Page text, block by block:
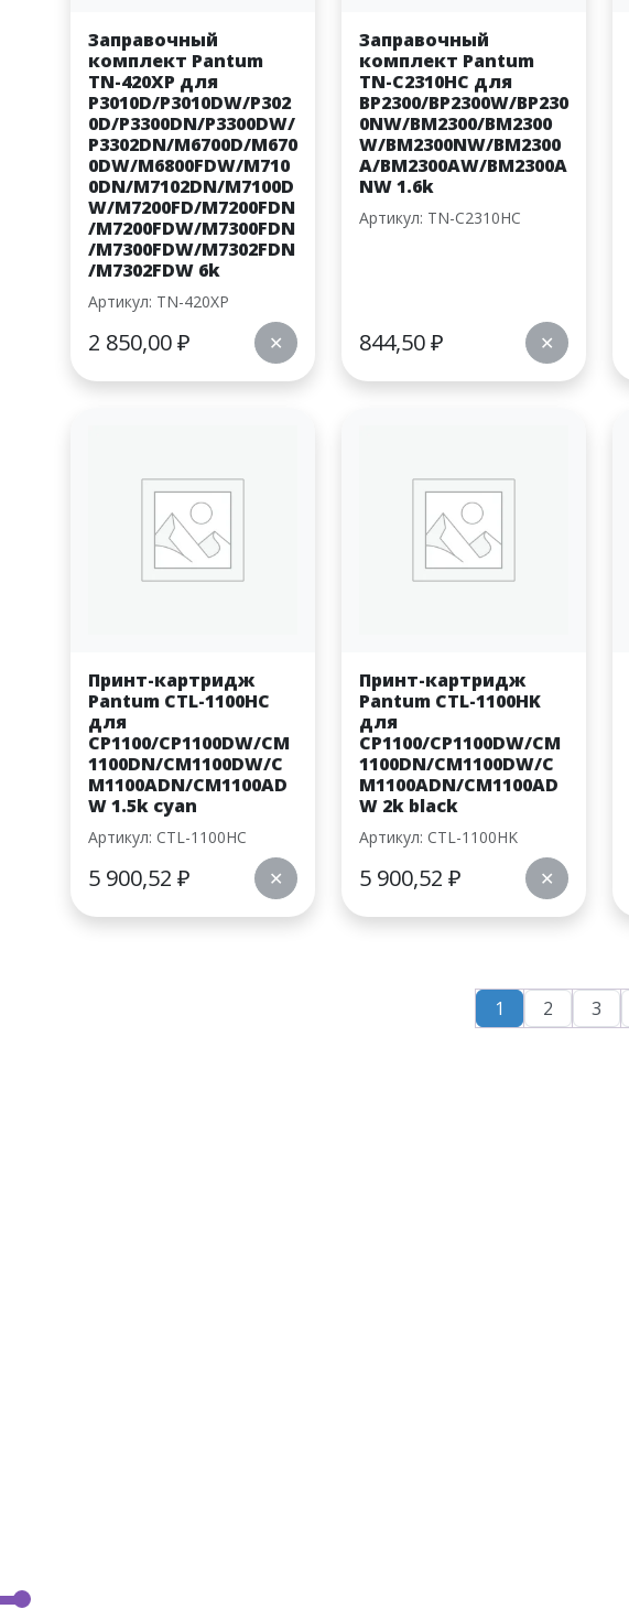
Заправочный
комплект Pantum
TN-420XP для
P3010D/P3010DW/P302
0D/P3300DN/P3300DW/
P3302DN/M6700D/M670
0DW/M6800FDW/M710
0DN/M7102DN/M7100D
W/M7200FD/M7200FDN
/M7200FDW/M7300FDN
/M7300FDW/M7302FDN
/M7302FDW 6k
Артикул: TN-420XP
2 850,00₽ ✕
Заправочный
комплект Pantum
TN-C2310HC для
BP2300/BP2300W/BP230
0NW/BM2300/BM2300
W/BM2300NW/BM2300
A/BM2300AW/BM2300A
NW 1.6k
Артикул: TN-C2310HC
844,50₽ ✕
Принт-картридж
Pantum CTL-1100HC
для
CP1100/CP1100DW/CM
1100DN/CM1100DW/C
M1100ADN/CM1100AD
W 1.5k cyan
Артикул: CTL-1100HC
5 900,52 ₽ ✕
Принт-картридж
Pantum CTL-1100HK
для
CP1100/CP1100DW/CM
1100DN/CM1100DW/C
M1100ADN/CM1100AD
W 2k black
Артикул: CTL-1100HK
5 900,52 ₽ ✕
1 2 3